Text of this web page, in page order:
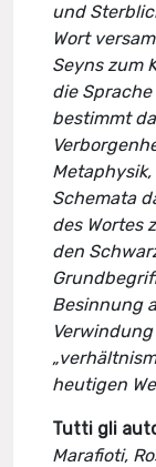
und
Wort
Seyns zum
die Sprache
bestimmt
Schemata
des Wortes
den
Besinnung
heutigen
Tutti gli
Marafioti,